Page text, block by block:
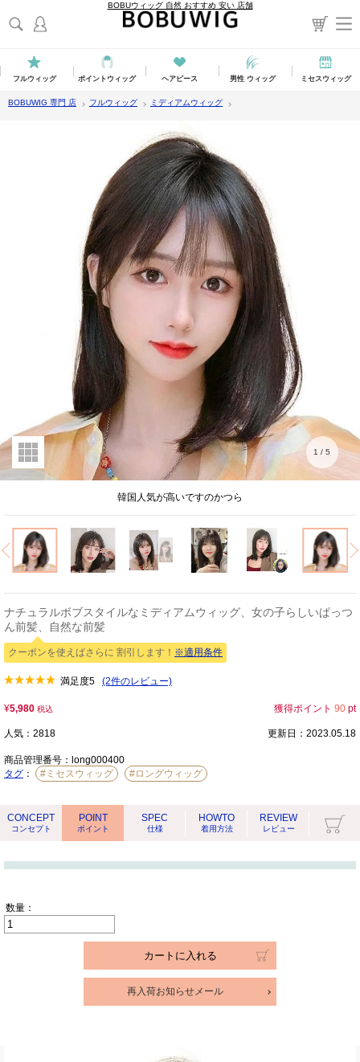
BOBUウィッグ 自然 おすすめ 安い 店舗
フルウィッグ ポイントウィッグ ヘアピース 男性 ウィッグ ミセスウィッグ
BOBUWIG 専門 店 フルウィッグ ミディアムウィッグ
韓国人気が高いですのかつら
1 /5
ナチュラルボブスタイルなミディアムウィッグ、女の子らしいぱっつ
ん前髪、自然な前髪
クーポンを使えばさらに 割引します！ ※適用条件
満足度5 (2件のレビュー)
¥5,980 税込 獲得ポイント 90 pt
人気：2818 更新日：2023.05.18
商品管理番号： long000400
タグ ： #ミセスウィッグ #ロングウィッグ
CONCEPT
コンセプト
POINT
ポイント
SPEC
仕様
HOWTO
着用方法
REVIEW
レビュー
数量：